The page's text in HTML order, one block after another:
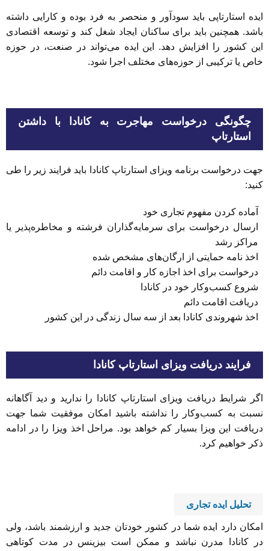
ایده استارتاپی باید سودآور و منحصر به فرد بوده و کارایی داشته
باشد. همچنین باید برای ساکنان ایجاد شغل کند و توسعه اقتصادی
این کشور را افزایش دهد. این ایده می‌تواند در صنعت، در حوزه
خاص یا ترکیبی از حوزه‌های مختلف اجرا شود.
چگونگی درخواست مهاجرت به کانادا با داشتن
استارتاپ
جهت درخواست برنامه ویزای استارتاپ کانادا باید فرایند زیر را طی
کنید:
آماده کردن مفهوم تجاری خود
ارسال درخواست برای سرمایه‌گذاران فرشته و مخاطره‌پذیر یا
مراکز رشد
اخذ نامه حمایتی از ارگان‌های مشخص شده
درخواست برای اخذ اجازه کار و اقامت دائم
شروع کسب‌وکار خود در کانادا
دریافت اقامت دائم
اخذ شهروندی کانادا بعد از سه سال زندگی در این کشور
فرایند دریافت ویزای استارتاپ کانادا
اگر شرایط دریافت ویزای استارتاپ کانادا را ندارید و دید آگاهانه
نسبت به کسب‌وکار را نداشته باشید امکان موفقیت شما جهت
دریافت این ویزا بسیار کم خواهد بود. مراحل اخذ ویزا را در ادامه
ذکر خواهیم کرد.
تحلیل ایده تجاری
امکان دارد ایده شما در کشور خودتان جدید و ارزشمند باشد، ولی
در کانادا مدرن نباشد و ممکن است بیزینس در مدت کوتاهی